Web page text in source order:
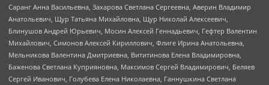
Саранг Анна Васильевна, Захарова Светлана Сергеевна, Аверин Владимир
Анатольевич, Щур Татьяна Михайловна, Щур Николай Алексеевич,
Блинушов Андрей Юрьевич, Мосин Алексей Геннадьевич, Гефтер Валентин
Михайлович, Симонов Алексей Кириллович, Флиге Ирина Анатольевна,
Мельникова Валентина Дмитриевна, Вититинова Елена Владимировна,
Баженова Светлана Куприяновна, Максимов Сергей Владимирович, Беляев
Сергей Иванович, Голубева Елена Николаевна, Ганнушкина Светлана